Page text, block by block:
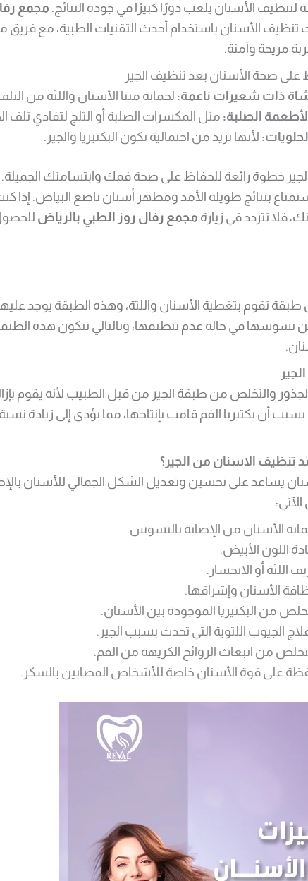
لتنظيف الأسنان يلعب دورًا كبيرًا في جودة النتائج. مجمع
الأسنان باستخدام أحدث التقنيات الطبية، مع فريق
مريحة وآمنة.
على صحة الأسنان بعد تنظيف الجير
ذات شعيرات ناعمة: لحماية مينا الأسنان واللثة من
الصلبة: مثل المكسرات الصلبة أو الثلج لتفادي تلف
لأنها تزيد من احتمالية تكون البكتيريا والجير.
خطوة رائعة للحفاظ على صحة فمك وابتسامتك الجميلة.
بنتائج طويلة الأمد ومظهر أسنان ناصع البياض.
فلا تتردد في زيارة مجمع رفال روز الطبي بالرياض
طبقة تقوم بتغطية الأسنان واللثة، وهذه الطبقة يوجد
تسوسها في حالة عدم تنظيفها، وبالتالي تتكون هذه
والتخلص من طبقة الجير من قبل الطبيب لأنه يقوم
أن بكتيريا الفم قامت بإنتاجها، مما يؤدي إلى زيادة
تنظيف الاسنان من الجير؟
يساعد على تحسين وتعديل الشكل الجمالي للأسنان
الأسنان من الإصابة بالتسوس.
اللون الأبيض.
اللثة أو الانحسار.
الأسنان وإشراقها.
من البكتيريا الموجودة بين الأسنان.
الجيوب اللثوية التي تحدث بسبب الجير.
من انبعاث الروائح الكريهة من الفم.
على قوة الأسنان خاصة للأشخاص المصابين بالسكر.